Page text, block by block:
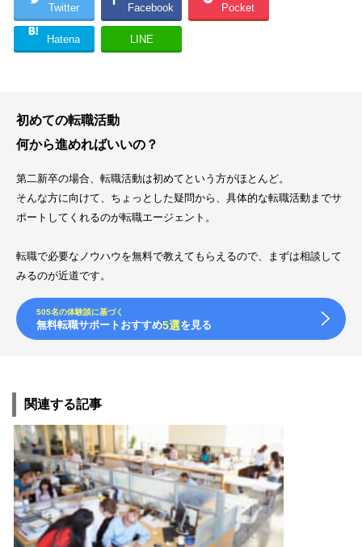
Twitter Facebook Pocket
Hatena LINE
初めての転職活動
何から進めればいいの？
第二新卒の場合、転職活動は初めてという方がほとんど。
そんな方に向けて、ちょっとした疑問から、具体的な転職活動までサ
ポートしてくれるのが転職エージェント。
転職で必要なノウハウを無料で教えてもらえるので、まずは相談して
みるのが近道です。
505名の体験談に基づく
無料転職サポートおすすめ5選を見る
関連する記事